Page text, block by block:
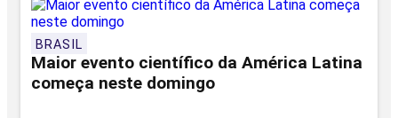
BRASIL
Maior evento científico da América Latina
começa neste domingo